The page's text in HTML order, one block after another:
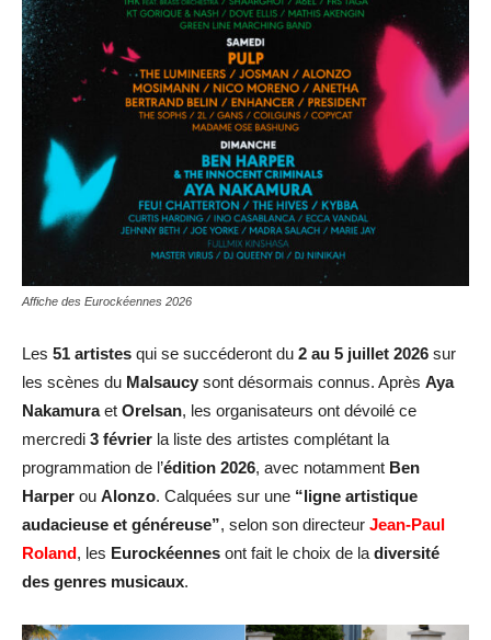
Affiche des Eurockéennes 2026
Les 51 artistes qui se succéderont du 2 au 5 juillet 2026 sur
les scènes du Malsaucy sont désormais connus. Après Aya
Nakamuraet Orelsan, les organisateurs ont dévoilé ce
mercredi 3 février la liste des artistes complétant la
programmation de l’édition 2026, avec notamment Ben
Harper ou Alonzo. Calquées sur une “ligne artistique
audacieuse et généreuse”, selon son directeur Jean-Paul
Roland, les Eurockéennes ont fait le choix de la diversité
des genres musicaux.